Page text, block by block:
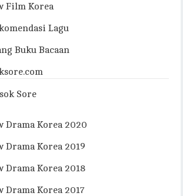
Film Korea
Lagu
Buku Bacaan
Sore
Drama Korea 2020
Drama Korea 2019
Drama Korea 2018
Drama Korea 2017